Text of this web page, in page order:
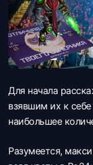
Для начала
взявшим их к
наибольшее
Разумеется,